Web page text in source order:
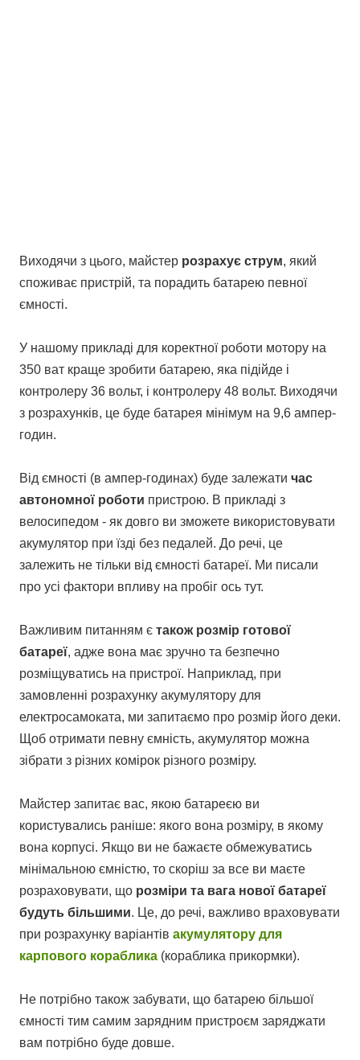
Виходячи з цього, майстер розрахує струм, який
споживає пристрій, та порадить батарею певної
ємності.
У нашому прикладі для коректної роботи мотору на
350 ват краще зробити батарею, яка підійде і
контролеру 36 вольт, і контролеру 48 вольт. Виходячи
з розрахунків, це буде батарея мінімум на 9,6 ампер-
годин.
Від ємності (в ампер-годинах) буде залежати час
автономної роботи пристрою. В прикладі з
велосипедом - як довго ви зможете використовувати
акумулятор при їзді без педалей. До речі, це
залежить не тільки від ємності батареї. Ми писали
про усі фактори впливу на пробіг ось тут.
Важливим питанням є також розмір готової
батареї, адже вона має зручно та безпечно
розміщуватись на пристрої. Наприклад, при
замовленні розрахунку акумулятору для
електросамоката, ми запитаємо про розмір його деки.
Щоб отримати певну ємність, акумулятор можна
зібрати з різних комірок різного розміру.
Майстер запитає вас, якою батареєю ви
користувались раніше: якого вона розміру, в якому
вона корпусі. Якщо ви не бажаєте обмежуватись
мінімальною ємністю, то скоріш за все ви маєте
розраховувати, що розміри та вага нової батареї
будуть більшими. Це, до речі, важливо враховувати
при розрахунку варіантів акумулятору для
карпового кораблика (кораблика прикормки).
Не потрібно також забувати, що батарею більшої
ємності тим самим зарядним пристроєм заряджати
вам потрібно буде довше.